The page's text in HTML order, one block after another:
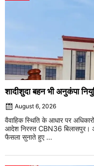
शादीशुदा बहन भी अनुकंपा
August 6, 2026
वैवाहिक स्थिति के आधार पर
आदेश निरस्त CBN36 बिलासपुर।
फैसला सुनाते हुए ...